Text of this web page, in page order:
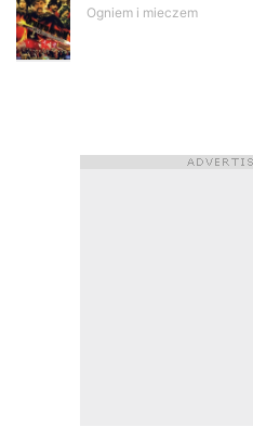
Ogniem i mieczem